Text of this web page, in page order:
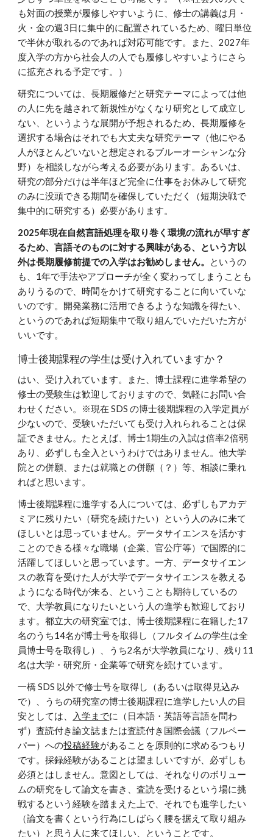
も対面の授業が履修しやすいように、修士の講義は月・
火・金の週3日に集中的に配置されているため、曜日単位
で半休が取れるのであれば対応可能です。また、2027年
度入学の方から社会人の人でも履修しやすいようにさら
に拡充される予定です。）
研究については、長期履修だと研究テーマによっては他
の人に先を越されて新規性がなくなり研究として成立し
ない、というような展開が予想されるため、長期履修を
選択する場合はそれでも大丈夫な研究テーマ（他にやる
人がほとんどいないと想定されるブルーオーシャンな分
野）を相談しながら考える必要があります。あるいは、
研究の部分だけは半年ほど完全に仕事をお休みして研究
のみに没頭できる期間を確保していただく（短期決戦で
集中的に研究する）必要があります。
2025年現在自然言語処理を取り巻く環境の流れが早すぎ
るため、言語そのものに対する興味がある、という方以
外は長期履修前提での入学はお勧めしません。 というの
も、1年で手法やアプローチが全く変わってしまうことも
ありうるので、時間をかけて研究することに向いていな
いのです。開発業務に活用できるような知識を得たい、
というのであれば短期集中で取り組んでいただいた方が
いいです。
博士後期課程の学生は受け入れていますか？
はい、受け入れています。また、博士課程に進学希望の
修士の受験生は歓迎しておりますので、気軽にお問い合
わせください。※現在 SDS の博士後期課程の入学定員が
少ないので、受験いただいても受け入れられることは保
証できません。たとえば、博士1期生の入試は倍率2倍弱
あり、必ずしも全入というわけではありません。他大学
院との併願、または就職との併願（？）等、相談に乗れ
ればと思います。
博士後期課程に進学する人については、必ずしもアカデ
ミアに残りたい（研究を続けたい）という人のみに来て
ほしいとは思っていません。データサイエンスを活かす
ことのできる様々な職場（企業、官公庁等）で国際的に
活躍してほしいと思っています。一方、データサイエン
スの教育を受けた人が大学でデータサイエンスを教える
ようになる時代が来る、ということも期待しているの
で、大学教員になりたいという人の進学も歓迎しており
ます。都立大の研究室では、博士後期課程に在籍した17
名のうち14名が博士号を取得し（フルタイムの学生は全
員博士号を取得し）、うち2名が大学教員になり、残り11
名は大学・研究所・企業等で研究を続けています。
一橋 SDS 以外で修士号を取得し（あるいは取得見込み
で）、うちの研究室の博士後期課程に進学したい人の目
安としては、
入学までに（日本語・英語等言語を問わ
ず）査読付き論文誌または査読付き国際会議（フルペー
パー）への投稿経験があることを原則的に求めるつもり
です。採録経験があることは望ましいですが、必ずしも
必須とはしません。意図としては、それなりのボリュー
ムの研究をして論文を書き、査読を受けるという場に挑
戦するという経験を踏まえた上で、それでも進学したい
（論文を書くという行為にしばらく腰を据えて取り組み
たい）と思う人に来てほしい、ということです。